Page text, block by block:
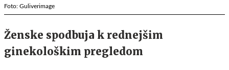
Foto: Guliverimage
Ženske spodbuja k rednejšim
ginekološkim pregledom